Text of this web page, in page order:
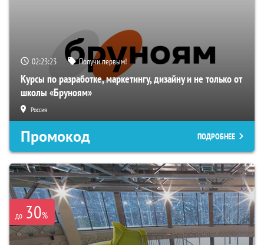
02:23:22 Получи первым!
Курсы по разработке, маркетингу, дизайну и не только от
школы «Бруноям»
Россия
Промокод ПОДРОБНЕЕ
до 30%